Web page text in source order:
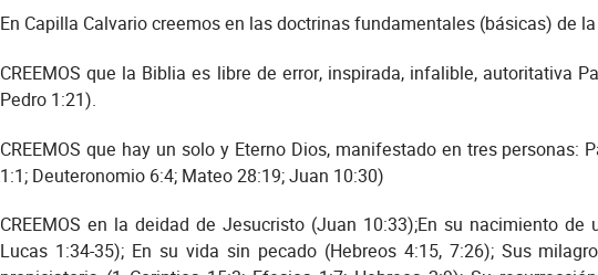
En Capilla Calvario creemos en las doctrinas fundamentales (básicas) de
CREEMOS que la Biblia es libre de error, inspirada, infalible, autoritativa
Pedro 1:21).
CREEMOS que hay un solo y Eterno Dios, manifestado en tres personas:
1:1; Deuteronomio 6:4; Mateo 28:19; Juan 10:30)
CREEMOS en la deidad de Jesucristo (Juan 10:33);En su nacimiento de
Lucas 1:34-35); En su vida sin pecado (Hebreos 4:15, 7:26); Sus